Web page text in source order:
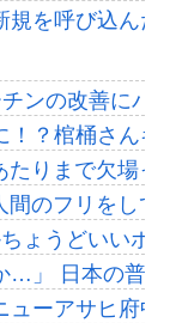
規を呼び込んだ
ンの改善にパ
！？棺桶さんキ
たりまで欠場っ
のフリをして
ょうどいいポ
…」 日本の普
ューアサヒ府